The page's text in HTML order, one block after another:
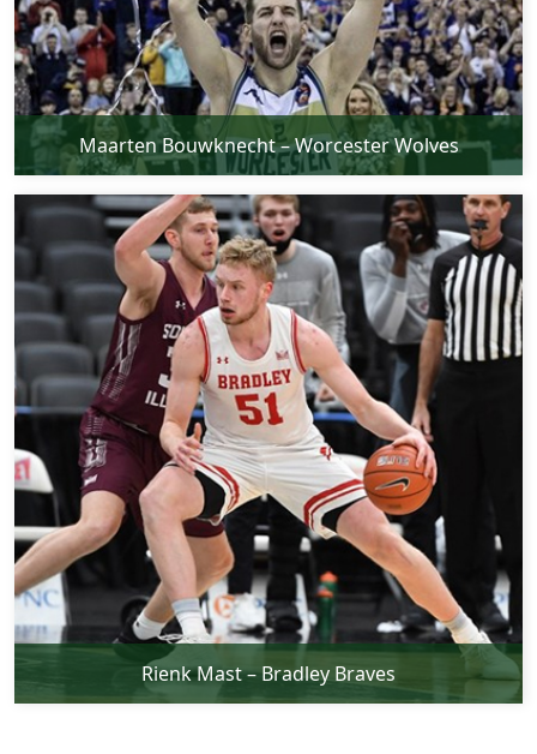
Maarten Bouwknecht – Worcester Wolves
Rienk Mast – Bradley Braves